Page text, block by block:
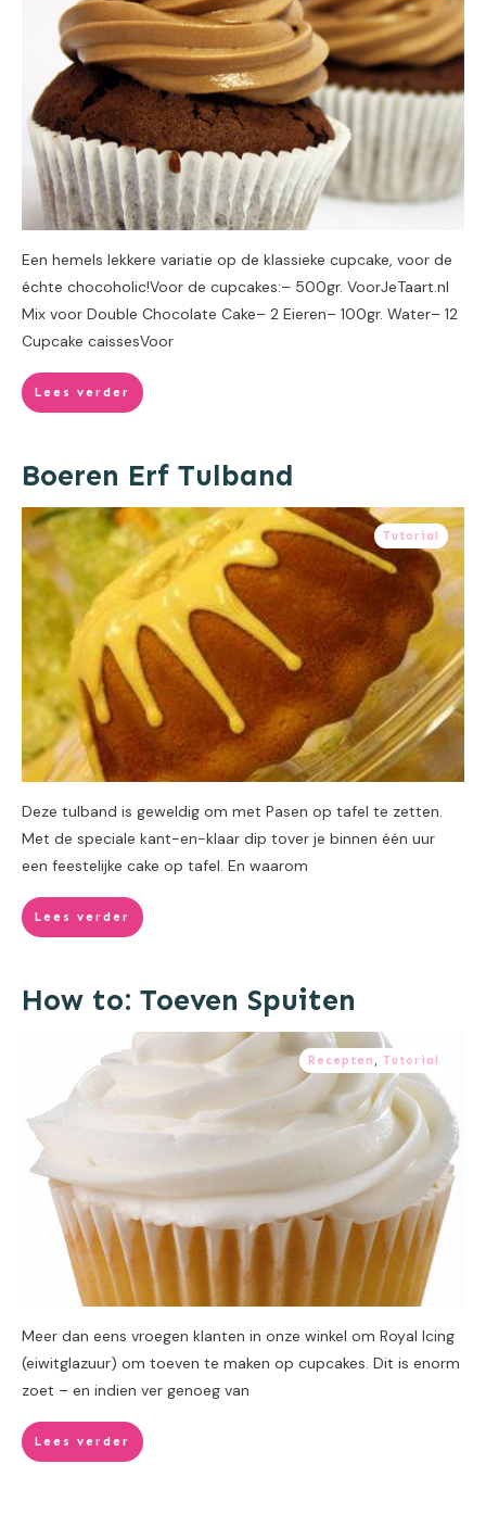
Een hemels lekkere variatie op de klassieke cupcake, voor de
échte chocoholic!Voor de cupcakes:– 500gr. VoorJeTaart.nl
Mix voor Double Chocolate Cake– 2 Eieren– 100gr. Water– 12
Cupcake caissesVoor
Lees verder
Boeren Erf Tulband
Tutorial
Deze tulband is geweldig om met Pasen op tafel te zetten.
Met de speciale kant-en-klaar dip tover je binnen één uur
een feestelijke cake op tafel. En waarom
Lees verder
How to: Toeven Spuiten
Recepten , Tutorial
Meer dan eens vroegen klanten in onze winkel om Royal Icing
(eiwitglazuur) om toeven te maken op cupcakes. Dit is enorm
zoet – en indien ver genoeg van
Lees verder